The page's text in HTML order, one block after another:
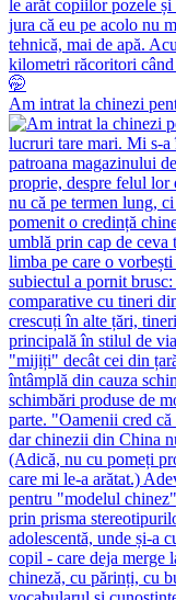
Am intrat la chinezi